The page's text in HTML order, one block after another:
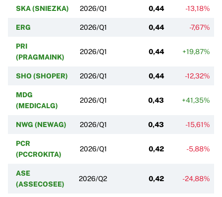
SKA (SNIEZKA) 2026/Q1 0,44 -13,18%
ERG 2026/Q1 0,44 -7,67%
PRI
(PRAGMAINK)
2026/Q1 0,44 +19,87%
SHO (SHOPER) 2026/Q1 0,44 -12,32%
MDG
(MEDICALG)
2026/Q1 0,43 +41,35%
NWG (NEWAG) 2026/Q1 0,43 -15,61%
PCR
(PCCROKITA)
2026/Q1 0,42 -5,88%
ASE
(ASSECOSEE)
2026/Q2 0,42 -24,88%